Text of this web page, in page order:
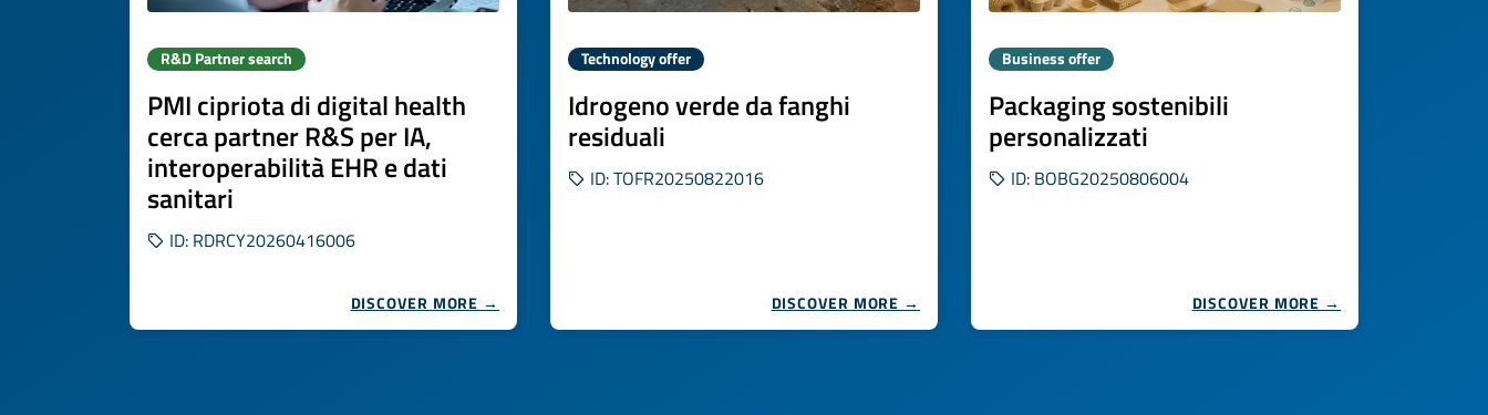
R&D Partner search
PMI cipriota di digital health
cerca partner R&S per IA,
interoperabilità EHR e dati
sanitari
ID: RDRCY20260416006
DISCOVER MORE →
Technology offer
Idrogeno verde da fanghi
residuali
ID: TOFR20250822016
DISCOVER MORE →
Business offer
Packaging sostenibili
personalizzati
ID: BOBG20250806004
DISCOVER MORE →